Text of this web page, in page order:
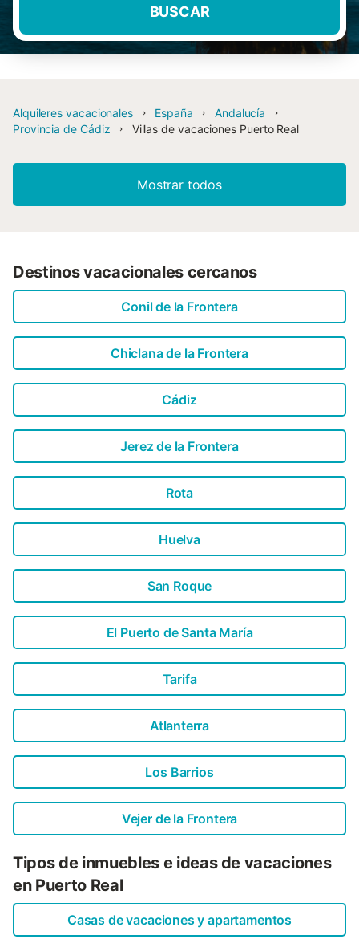
BUSCAR
Alquileres vacacionales España
Andalucía
Provincia de Cádiz
Villas de vacaciones Puerto Real
Mostrar todos
Destinos vacacionales cercanos
Conil de la Frontera
Chiclana de la Frontera
Cádiz
Jerez de la Frontera
Rota
Huelva
San Roque
El Puerto de Santa María
Tarifa
Atlanterra
Los Barrios
Vejer de la Frontera
Tipos de inmuebles e ideas de vacaciones
en Puerto Real
Casas de vacaciones y apartamentos